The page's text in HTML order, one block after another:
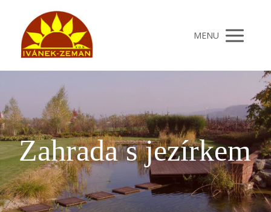
MENU
Zahrada s jezírkem